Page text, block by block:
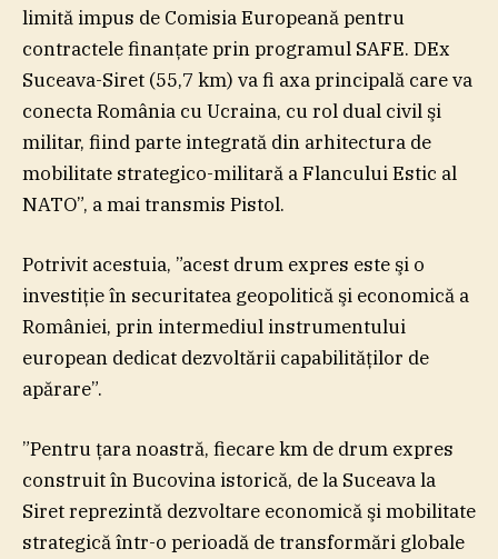
limită impus de Comisia Europeană pentru
contractele finanţate prin programul SAFE. DEx
Suceava-Siret (55,7 km) va fi axa principală care va
conecta România cu Ucraina, cu rol dual civil şi
militar, fiind parte integrată din arhitectura de
mobilitate strategico-militară a Flancului Estic al
NATO”, a mai transmis Pistol.
Potrivit acestuia, ”acest drum expres este şi o
investiţie în securitatea geopolitică şi economică a
României, prin intermediul instrumentului
european dedicat dezvoltării capabilităţilor de
apărare”.
”Pentru ţara noastră, fiecare km de drum expres
construit în Bucovina istorică, de la Suceava la
Siret reprezintă dezvoltare economică şi mobilitate
strategică într-o perioadă de transformări globale